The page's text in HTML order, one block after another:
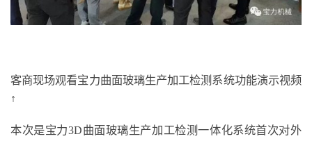
客商现场观看宝力曲面玻璃生产加工检测系统功能演示视频
↑
本次是宝力3D曲面玻璃生产加工检测一体化系统首次对外